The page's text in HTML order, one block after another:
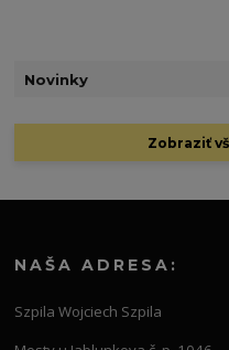
Novinky
Zobraziť
NAŠA ADRESA:
Szpila Wojciech Szpila